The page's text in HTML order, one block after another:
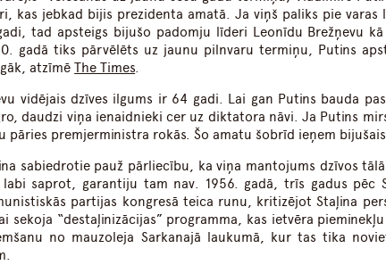
kas jebkad bijis prezidenta amatā. Ja viņš paliks pie
tad apsteigs bijušo padomju līderi Leonīdu Brežņevu
gadā tiks pārvēlēts uz jaunu pilnvaru termiņu, Putins
atzīmēThe Times.
vidējais dzīves ilgums ir 64 gadi. Lai gan Putins bauda
daudzi viņa ienaidnieki cer uz diktatora nāvi. Ja Putins
pāries premjerministra rokās. Šo amatu šobrīd ieņem
sabiedrotie pauž pārliecību, ka viņa mantojums dzīvos
labi saprot, garantiju tam nav. 1956. gadā, trīs gadus pēc
partijas kongresā teica runu, kritizējot Staļina
sekoja “destaļinizācijas” programma, kas ietvēra
no mauzoleja Sarkanajā laukumā, kur tas tika